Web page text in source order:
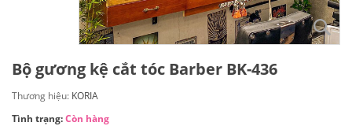
Bộ gương kệ cắt tóc Barber BK-436
Thương hiệu: KORIA
Tình trạng:Còn hàng